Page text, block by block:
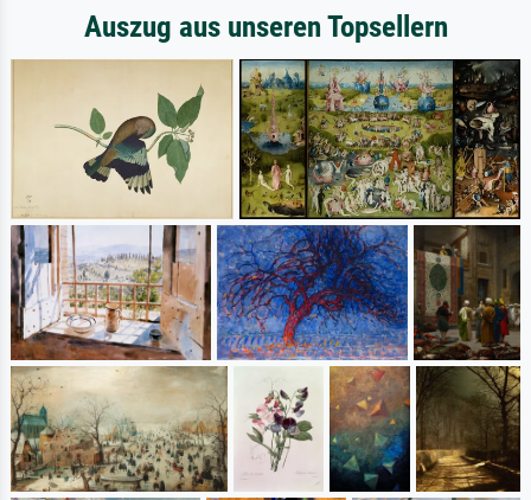
Auszug aus unseren Topsellern